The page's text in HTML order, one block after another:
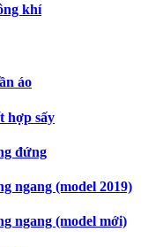
khí
áo
hợp sấy
đứng
ngang (model 2019)
ngang (model mới)